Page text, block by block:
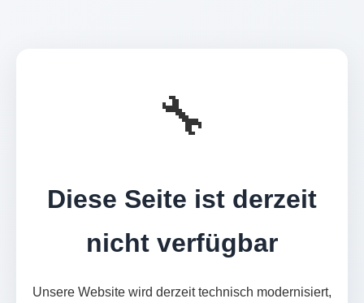
🔧
Diese Seite ist derzeit
nicht verfügbar
Unsere Website wird derzeit technisch modernisiert,